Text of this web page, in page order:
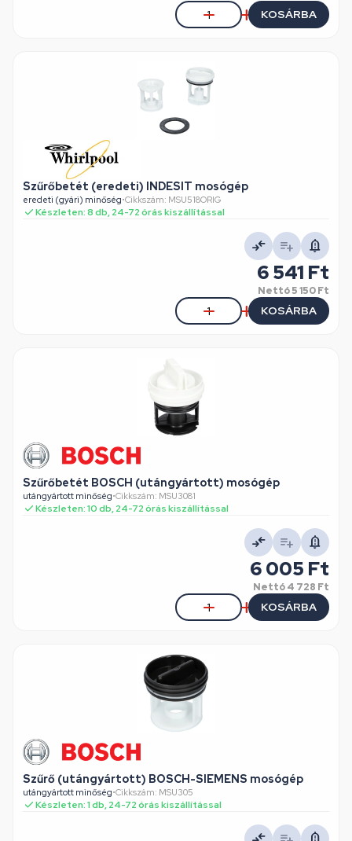
KOSÁRBA
Szűrőbetét (eredeti) INDESIT mosógép
eredeti (gyári) minőség•Cikkszám: MSU518ORIG
Készleten: 8 db, 24-72 órás kiszállítással
6 541 Ft
Nettó5 150 Ft
KOSÁRBA
Szűrőbetét BOSCH (utángyártott) mosógép
utángyártott minőség•Cikkszám: MSU3081
Készleten: 10 db, 24-72 órás kiszállítással
6 005 Ft
Nettó4 728 Ft
KOSÁRBA
Szűrő (utángyártott) BOSCH-SIEMENS mosógép
utángyártott minőség•Cikkszám: MSU305
Készleten: 1 db, 24-72 órás kiszállítással